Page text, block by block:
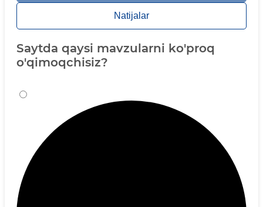
Natijalar
Saytda qaysi mavzularni ko'proq
o'qimoqchisiz?